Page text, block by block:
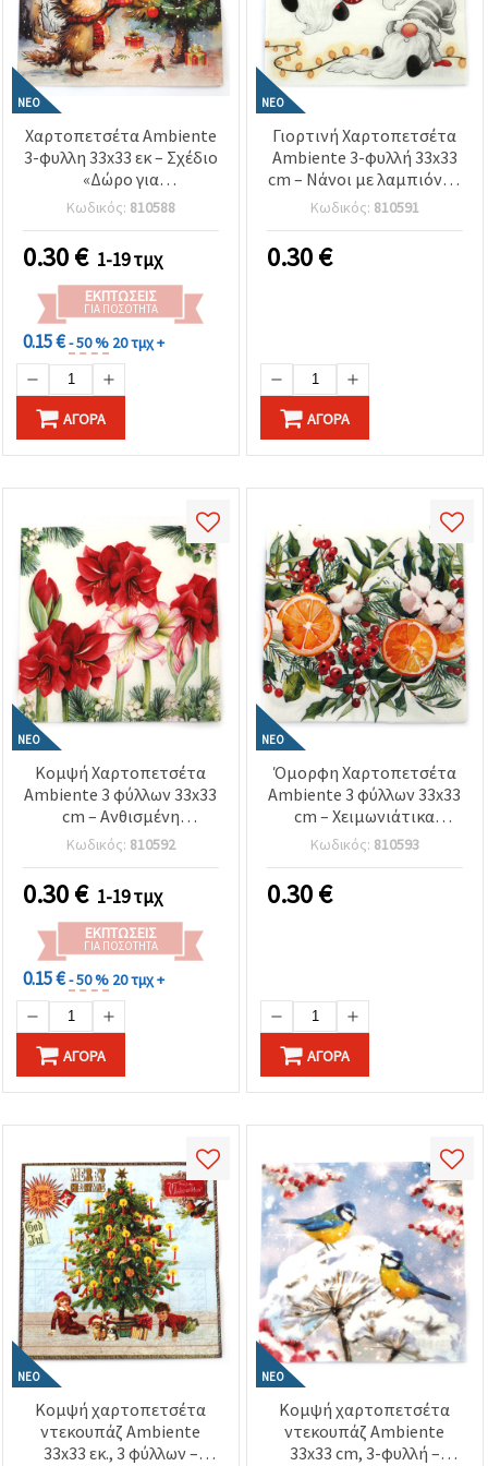
ΝΈΟ
Χαρτοπετσέτα Ambiente
3-φυλλη 33x33 εκ – Σχέδιο
«Δώρο για
Σκαντζόχοιρο», 1 τεμ. –
Ιδανική για χαριτωμένες
και δημιουργικές
κατασκευές ντεκουπάζ
Κωδικός: 810588
0.30€ 1-19 τμχ
ΕΚΠΤΏΣΕΙΣ
ΓΙΑ ΠΟΣΌΤΗΤΑ
0.15 €- 50 % 20 τμχ +
ΑΓΟΡΆ
ΝΈΟ
Γιορτινή Χαρτοπετσέτα
Ambiente 3-φυλλή 33x33
cm – Νάνοι με λαμπιόνια,
Λευκή, 1 τεμ. – Ιδανική για
γιορτινά DIY ντεκουπάζ
και χειροτεχνίες
Κωδικός: 810591
0.30€
ΑΓΟΡΆ
ΝΈΟ
Κομψή Χαρτοπετσέτα
Ambiente 3 φύλλων 33x33
cm – Ανθισμένη
Αμαρυλλίς Λευκή, 1
τεμάχιο – Ιδανική για
κομψές και γιορτινές
δημιουργίες ντεκουπάζ
Κωδικός: 810592
0.30€ 1-19 τμχ
ΕΚΠΤΏΣΕΙΣ
ΓΙΑ ΠΟΣΌΤΗΤΑ
0.15 €- 50 % 20 τμχ +
ΑΓΟΡΆ
ΝΈΟ
Όμορφη Χαρτοπετσέτα
Ambiente 3 φύλλων 33x33
cm – Χειμωνιάτικα
Πορτοκάλια, 1 τεμ. –
Ιδανική για ζεστές και
γιορτινές κατασκευές
ντεκουπάζ
Κωδικός: 810593
0.30€
ΑΓΟΡΆ
ΝΈΟ
Κομψή χαρτοπετσέτα
ντεκουπάζ Ambiente
33x33 εκ., 3 φύλλων –
ΝΈΟ
Κομψή χαρτοπετσέτα
ντεκουπάζ Ambiente
33x33 cm, 3-φυλλή –